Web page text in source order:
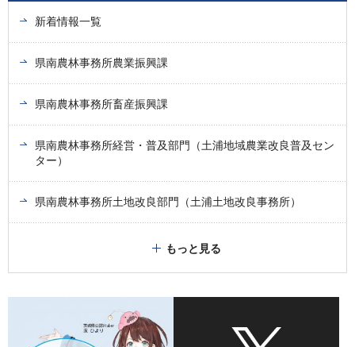
新着情報一覧
県南農林事務所農業振興課
県南農林事務所畜産振興課
県南農林事務所経営・普及部門（土浦地域農業改良普及セン
ター）
県南農林事務所土地改良部門（土浦土地改良事務所）
もっと見る